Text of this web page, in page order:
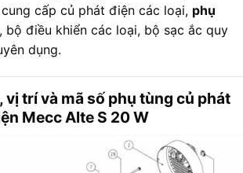
cấp củ phát điện các loại, phụ
, bộ điều khiển các loại, bộ sạc ắc quy
dụng.
vị trí và mã số phụ tùng củ phát
Mecc Alte S 20 W